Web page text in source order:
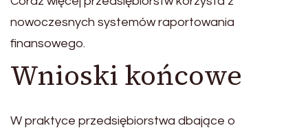
nowoczesnych systemów raportowania
finansowego.
Wnioski końcowe
W praktyce przedsiębiorstwa dbające o